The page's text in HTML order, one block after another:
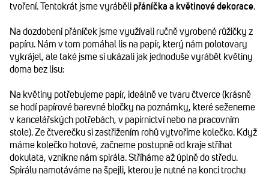
tvoření. Tentokrát jsme vyrábělipřáníčka a květinové dekorace.
Na dozdobení přáníček jsme využívali ručně vyrobené růžičky z
papíru. Nám v tom pomáhal lis na papír, který nám polotovary
vykrájel, ale také jsme si ukázali jak jednoduše vyrábět květiny
doma bez lisu:
Na květiny potřebujeme papír, ideálně ve tvaru čtverce (krásně
se hodí papírové barevné bločky na poznámky, které seženeme
v kancelářských potřebách, v papírnictví nebo na pracovním
stole). Ze čtverečku si zastřižením rohů vytvoříme kolečko. Když
máme kolečko hotové, začneme postupně od kraje stříhat
dokulata, vznikne nám spirála. Stříháme až úplně do středu.
Spirálu namotáváme na špejli, kterou je nutné na konci trochu